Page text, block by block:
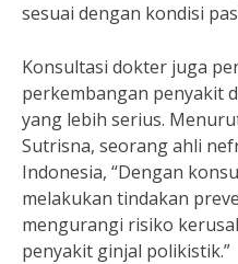
sesuai dengan kondisi
Konsultasi dokter juga
perkembangan penyakit
yang lebih serius.
Sutrisna, seorang ahli
Indonesia, “Dengan
melakukan tindakan
mengurangi risiko
penyakit ginjal polikistik.”